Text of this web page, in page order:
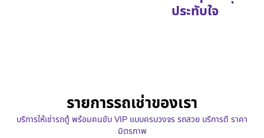
ประทับใจ
รายการรถเช่าของเรา
บริการให้เช่ารถตู้ พร้อมคนขับ VIP แบบครบวงจร รถสวย บริการดี ราคา
มิตรภาพ